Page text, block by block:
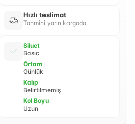
Hızlı teslimat
Tahmini yarın kargoda.
Siluet
Basic
Ortam
Günlük
Kalıp
Belirtilmemiş
Kol Boyu
Uzun